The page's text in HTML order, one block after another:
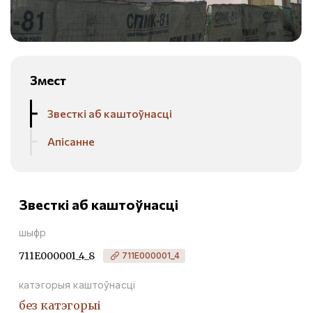
Змест
Звесткі аб каштоўнасці
Апісанне
Звесткі аб каштоўнасці
шыфр
711Е000001_4_8 711Е000001_4
катэгорыя каштоўнасці
без катэгорыі